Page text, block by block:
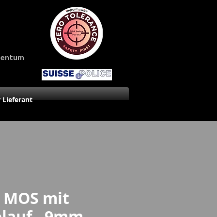
Lieferant
mit